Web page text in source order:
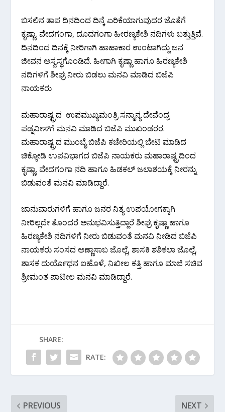
ಬಿಸಲಿನ ತಾಪ ದಿನದಿಂದ ದಿನ್ಕೆ ಏರಿಕೆಯಾಗುವುದರ ಜೊತೆಗೆ
ಕೃಷ್ಣಾ, ವೇದಗಂಗಾ, ದೂದಗಂಗಾ ಹೀರಣ್ಯಕೇಶಿ ನದಿಗಳು ಬತ್ತುತ್ತಿವೆ.
ದಿನದಿಂದ ದಿನಕ್ಕೆ ನೀರಿಗಾಗಿ ಹಾಹಾಕಾರ ಉಂಟಾಗಿದ್ದು ಜನ
ಜೀವನ ಅಸ್ವಸ್ಥಗೊಂಡಿದೆ. ಹೀಗಾಗಿ ಕೃಷ್ಣಾ ಹಾಗೂ ಹಿರಣ್ಯಕೇಶಿ
ನದಿಗಳಿಗೆ ಶೀಘ್ರ ನೀರು ಬಿಡಲು ಮನವಿ ಮಾಡಿದ ಬಿಜೆಪಿ‌
ನಾಯಕರು
ಮಹಾರಾಷ್ಟ್ರದ ಉಪಮುಖ್ಯಮಂತ್ರಿ ಸನ್ಮಾನ್ಯ ದೇವೆಂದ್ರ
ಪಡ್ನವೀಸ್‌ಗೆ ಮನವಿ ಮಾಡಿದ ಬಿಜೆಪಿ ಮುಖಂಡರರ.
ಮಹಾರಾಷ್ಟ್ರದ ಮುಂಬೈ ಬಿಜೆಪಿ‌ ಕಚೇರಿಯಲ್ಲಿ ಬೇಟಿ ಮಾಡಿದ
ಚಿಕ್ಕೋಡಿ ಉಪವಿಭಾಗದ ಬಿಜೆಪಿ‌ ನಾಯಕರು ಮಹಾರಾಷ್ಟ್ರದಿಂದ
ಕೃಷ್ಣಾ, ವೇದಗಂಗಾ ನದಿ ಹಾಗೂ ಹಿಡಕಲ್ ಜಲಾಶಯಕ್ಕೆ ನೀರನ್ನು
ಬಿಡುವಂತೆ ಮನವಿ‌ ಮಾಡಿದ್ದಾರೆ.
ಜಾನುವಾರುಗಳಿಗೆ ಹಾಗೂ ಜನರ ನಿತ್ಯ ಉಪಯೋಗಕ್ಕಾಗಿ
ನೀರಿಲ್ಲದೇ ತೊಂದರೆ ಅನುಭವಿಸುತ್ತಿದ್ದಾರೆ ಶೀಘ್ರ ಕೃಷ್ಣಾ ಹಾಗೂ
ಹಿರಣ್ಯಕೇಶಿ ನದಿಗಳಿಗೆ ನೀರು ಬಿಡುವಂತೆ ಮನವಿ ನೀಡಿದ ಬಿಜೆಪಿ‌
ನಾಯಕರು ಸಂಸದ ಅಣ್ಣಾಸಾಬ ಜೊಲ್ಲೆ, ಶಾಸಕಿ ಶಶಿಕಲಾ ಜೊಲ್ಲೆ,
ಶಾಸಕ ದುರ್ಯೊಧನ ಐಹೊಳೆ, ನಿಖೀಲ ಕತ್ತಿ ಹಾಗೂ ಮಾಜಿ ಸಚಿವ
ಶ್ರೀಮಂತ ಪಾಟೀಲ ಮನವಿ ಮಾಡಿದ್ದಾರೆ.
SHARE:
RATE:
PREVIOUS NEXT